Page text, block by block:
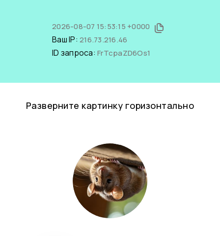
2026-08-07 15:53:15 +0000
Ваш IP: 216.73.216.46
ID запроса: FrTcpaZD6Os1
Разверните картинку горизонтально